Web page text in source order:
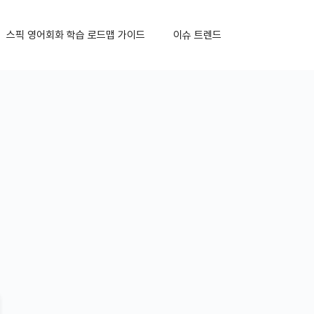
스픽 영어회화 학습 로드맵 가이드 이슈 트렌드